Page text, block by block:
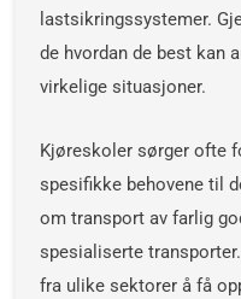
lastsikringssystemer.
de hvordan de best kan
virkelige situasjoner.
Kjøreskoler sørger ofte
spesifikke behovene til
om transport av farlig
spesialiserte
fra ulike sektorer å få